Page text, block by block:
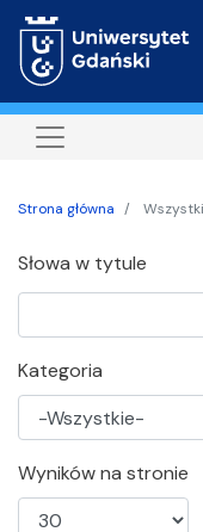
Strona główna
Słowa w tytule
Kategoria
Wyników na stronie